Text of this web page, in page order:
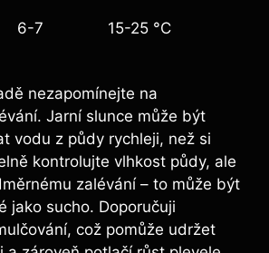
6-7 15-25 °C
nezapomínejte na
Jarní slunce může být
vodu z půdy rychleji, než si
kontrolujte vlhkost půdy, ale
zalévání – to může být
jako sucho. Doporučuji
což pomůže udržet